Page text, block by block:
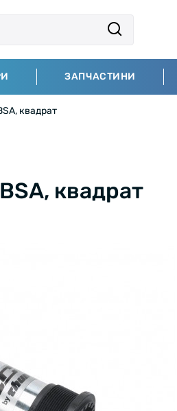
ЗАПЧАСТИНИ
квадрат
квадрат